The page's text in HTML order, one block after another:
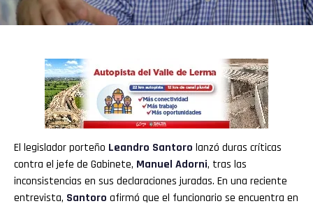
El legislador porteño Leandro Santoro lanzó duras críticas
contra el jefe de Gabinete, Manuel Adorni, tras las
inconsistencias en sus declaraciones juradas. En una reciente
entrevista, Santoro afirmó que el funcionario se encuentra en